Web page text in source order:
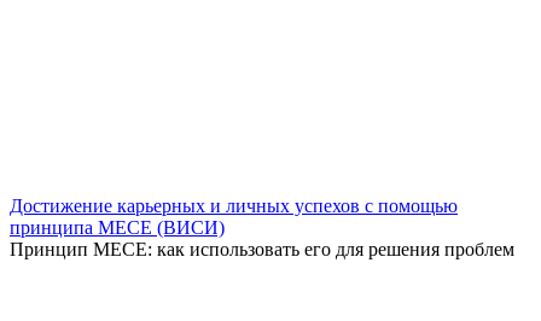
Достижение карьерных и личных успехов с помощью
принципа MECE (ВИСИ)
Принцип MECE: как использовать его для решения проблем